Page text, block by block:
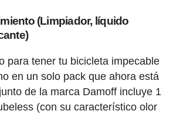
(Limpiador, líquido
para tener tu bicicleta impecable
en un solo pack que ahora está
de la marca Damoff incluye 1
(con su característico olor